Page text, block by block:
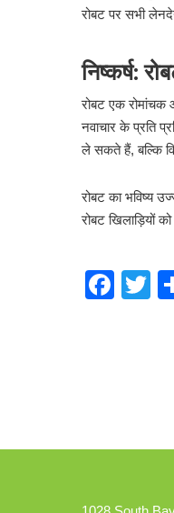
रोबट पर सभी
निष्कर्ष:
रोबट एक रोमांचक
नवाचार के प्रति
ले सकते हैं, बल्कि
रोबट का भविष्य
रोबट खिलाड़ियों